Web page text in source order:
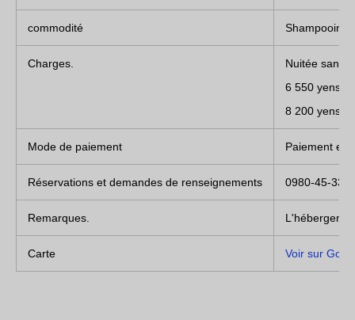
commodité
Charges.
Nuitée sans
6 550 yens
8 200 yens
Mode de paiement Paiement en
Réservations et demandes de renseignements 0980-45-
Remarques.
Carte Voir sur